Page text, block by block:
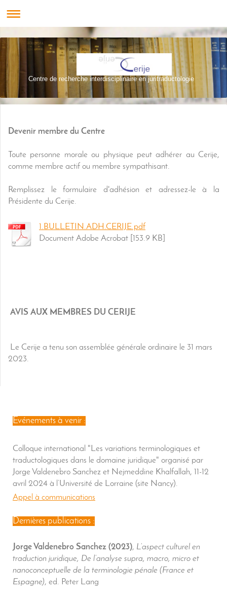
Centre de recherche interdisciplinaire en juritraductologie
Devenir membre du Centre
Toute personne morale ou physique peut adhérer au Cerije,
comme membre actif ou membre sympathisant.
Remplissez le formulaire d'adhésion et adressez-le à la
Présidente du Cerije.
1.BULLETIN.ADH.CERIJE.pdf
Document Adobe Acrobat [153.9 KB]
AVIS AUX MEMBRES DU CERIJE
Le Cerije a tenu son assemblée générale ordinaire le 31 mars
2023.
Événements à venir :
Colloque international "Les variations terminologiques et
traductologiques dans le domaine juridique" organisé par
Jorge Valdenebro Sanchez et Nejmeddine Khalfallah, 11-12
avril 2024 à l’Université de Lorraine (site Nancy).
Appel à communications
Dernières publications :
Jorge Valdenebro Sanchez (2023), L’aspect culturel en
traduction juridique, De l’analyse supra, macro, micro et
nanoconceptuelle de la terminologie pénale (France et
Espagne), ed. Peter Lang